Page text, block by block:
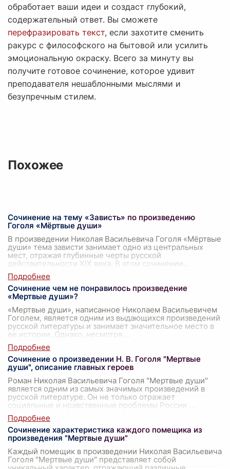
обработает ваши идеи и создаст глубокий,
содержательный ответ. Вы сможете
перефразировать текст, если захотите сменить
ракурс с философского на бытовой или усилить
эмоциональную окраску. Всего за минуту вы
получите готовое сочинение, которое удивит
преподавателя нешаблонными мыслями и
безупречным стилем.
Похожее
Сочинение на тему «Зависть» по произведению
Гоголя «Мёртвые души»
В произведении Николая Васильевича Гоголя «Мёртвые
души» тема зависти занимает одно из центральных
мест, отражая глубинные черты русской
действительности XIX века. В этом сочинении
Сочинение чем не понравилось произведение
«Мертвые души»?
«Мертвые души», написанное Николаем Васильевичем
Гоголем, является одним из выдающихся произведений
русской литературы и занимает значительное место в
ее истории. Однако, несмотря
Сочинение о произведении Н. В. Гоголя "Мертвые
души", описание главных героев
Роман Николая Васильевича Гоголя "Мертвые души"
является одним из самых значимых произведений в
русской литературе. Он не только отражает
социальные и нравственные проблемы России
Сочинение характеристика каждого помещика из
произведения "Мертвые души"
Каждый помещик в произведении Николая Васильевича
Гоголя "Мертвые души" представляет собой